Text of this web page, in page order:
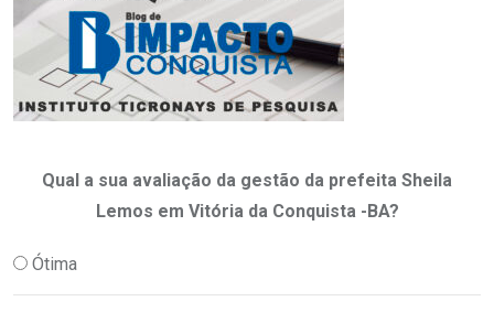
Qual a sua avaliação da gestão da prefeita Sheila
Lemos em Vitória da Conquista -BA?
Ótima